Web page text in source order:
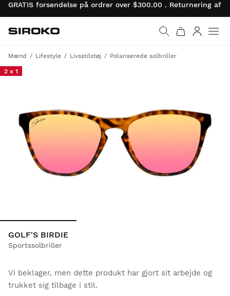
GRATIS forsendelse på ordrer over $300.00 . Returnering
Gå til startsiden
Siroko.com
Mænd Lifestyle Livsstilstøj Polariserede solbriller
2 x 1
GOLF'S BIRDIE
Sportssolbriller
Vi beklager, men dette produkt har gjort sit arbejde og
trukket sig tilbage i stil.